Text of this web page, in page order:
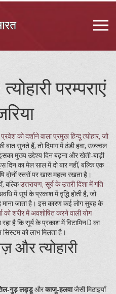
परम्पराएं
को दर्शाने वाला प्रमुख हिन्दू त्योहार, जो
बात सुनते हैं, तो दिमाग में ठंडी हवा, उज्ज्वल
मुख्य उद्देश्य दिन बढ़ना और खेती‑बाड़ी
का मेल साल में दो बार नहीं, बल्कि एक
दोनों स्तरों पर खास महत्व रखता है।
बल्किउत्तरायण सूर्य के उत्तरी दिशा में गति
में सूर्य के प्रकाश में वृद्धि होती है, जो
जाता है। इस कारण कई लोग सुबह के
को शरीर में अवशोषित करने वाली योग
है कि सूर्य के प्रकाश में विटामिन D का
को लाभ मिलता है।
और त्योहारी
लड्डूऔरकाजू‑हलवाजैसी मिठाइयाँ